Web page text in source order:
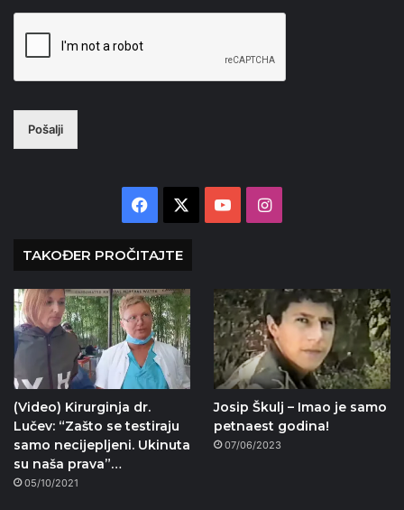
Pošalji
Facebook YouTubeInstagram
TAKOĐER PROČITAJTE
(Video) Kirurginja dr.
Lučev: “Zašto se testiraju
samo necijepljeni. Ukinuta
su naša prava”…
05/10/2021
Josip Škulj – Imao je samo
petnaest godina!
07/06/2023